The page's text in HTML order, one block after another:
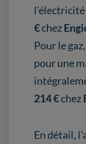
l'électricité
€chez
Pour le
pour une
214 €chez
En détail,